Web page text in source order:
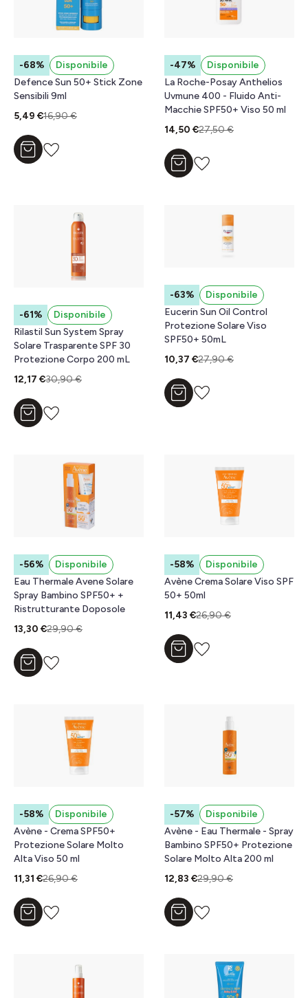
-68%
Disponibile
Defence Sun 50+ Stick Zone
Sensibili 9ml
5,49 €16,90 €
Aggiungi al carrello
-47%
Disponibile
La Roche-Posay Anthelios
Uvmune 400 - Fluido Anti-
Macchie SPF50+ Viso 50 ml
14,50 €27,50 €
Aggiungi al carrello
-61%
Disponibile
Rilastil Sun System Spray
Solare Trasparente SPF 30
Protezione Corpo 200 mL
12,17 €30,90 €
Aggiungi al carrello
-63%
Disponibile
Eucerin Sun Oil Control
Protezione Solare Viso
SPF50+ 50mL
10,37 €27,90 €
Aggiungi al carrello
-56%
Disponibile
Eau Thermale Avene Solare
Spray Bambino SPF50+ +
Ristrutturante Doposole
13,30 €29,90 €
Aggiungi al carrello
-58%
Disponibile
Avène Crema Solare Viso SPF
50+ 50ml
11,43 €26,90 €
Aggiungi al carrello
-58%
Disponibile
Avène - Crema SPF50+
Protezione Solare Molto
Alta Viso 50 ml
11,31 €26,90 €
Aggiungi al carrello
-57%
Disponibile
Avène - Eau Thermale - Spray
Bambino SPF50+ Protezione
Solare Molto Alta 200 ml
12,83 €29,90 €
Aggiungi al carrello